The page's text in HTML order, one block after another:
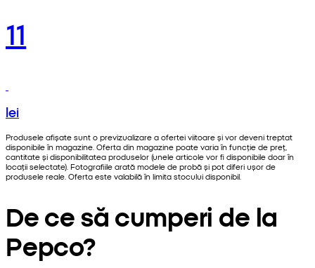
11
lei
Produsele afișate sunt o previzualizare a ofertei viitoare și vor deveni treptat
disponibile în magazine. Oferta din magazine poate varia în funcție de preț,
cantitate și disponibilitatea produselor (unele articole vor fi disponibile doar în
locații selectate). Fotografiile arată modele de probă și pot diferi ușor de
produsele reale. Oferta este valabilă în limita stocului disponibil.
De ce să cumperi de la
Pepco?